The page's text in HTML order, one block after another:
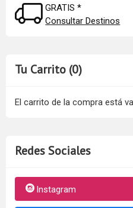
GRATIS *
Consultar Destinos
Tu Carrito (0)
El carrito de la compra está
Redes Sociales
Instagram